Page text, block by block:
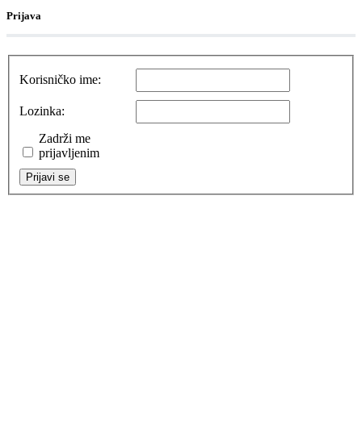
Prijava
Korisničko ime:
Lozinka:
Zadrži me
prijavljenim
Prijavi se